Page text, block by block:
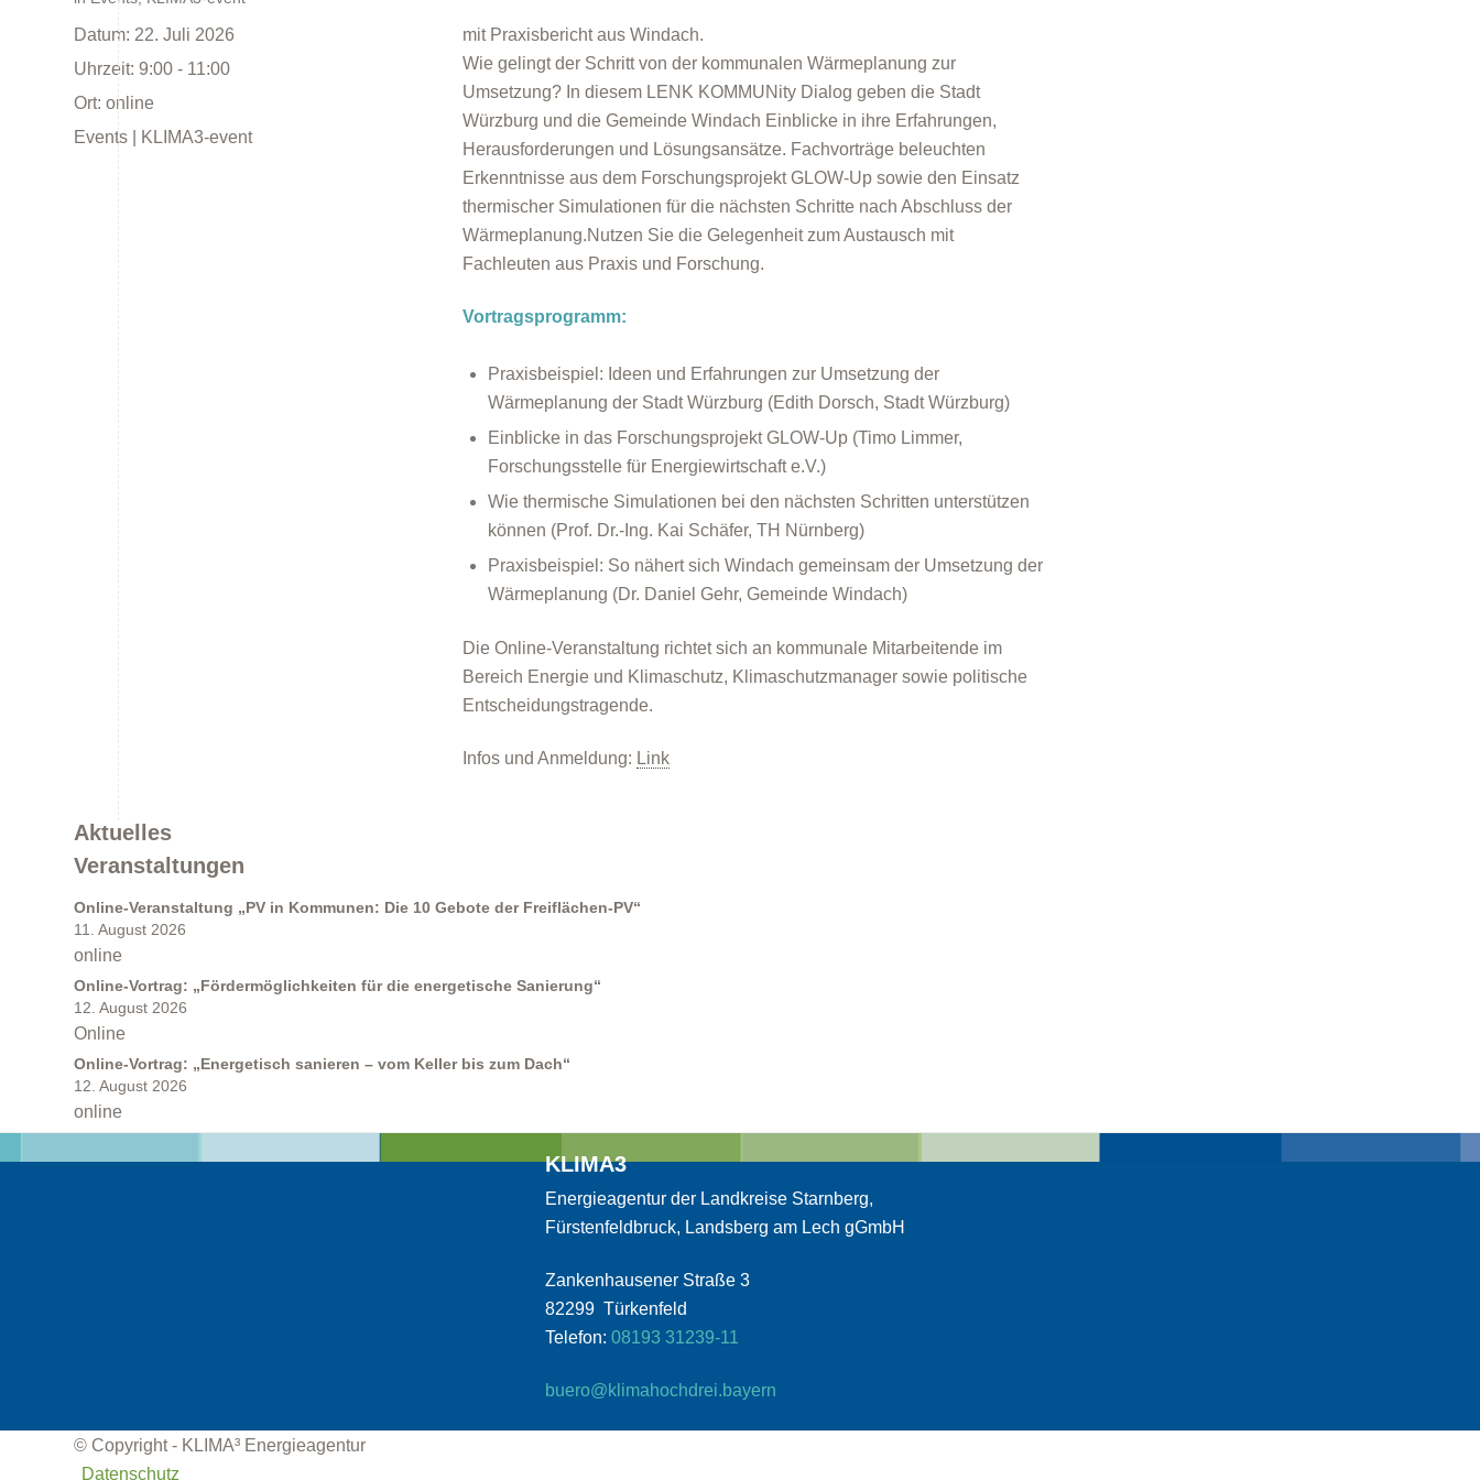
FAQs
Datum: 22. Juli 2026
Uhrzeit: 9:00 - 11:00
Ort: online
Events | KLIMA3-event
mit Praxisbericht aus Windach.
Wie gelingt der Schritt von der kommunalen Wärmeplanung zur
Umsetzung? In diesem LENK KOMMUNity Dialog geben die Stadt
Würzburg und die Gemeinde Windach Einblicke in ihre Erfahrungen,
Herausforderungen und Lösungsansätze. Fachvorträge beleuchten
Erkenntnisse aus dem Forschungsprojekt GLOW-Up sowie den Einsatz
thermischer Simulationen für die nächsten Schritte nach Abschluss der
Wärmeplanung.Nutzen Sie die Gelegenheit zum Austausch mit
Fachleuten aus Praxis und Forschung.
Vortragsprogramm:
Praxisbeispiel: Ideen und Erfahrungen zur Umsetzung der
Wärmeplanung der Stadt Würzburg (Edith Dorsch, Stadt Würzburg)
Einblicke in das Forschungsprojekt GLOW-Up (Timo Limmer,
Forschungsstelle für Energiewirtschaft e.V.)
Wie thermische Simulationen bei den nächsten Schritten unterstützen
können (Prof. Dr.-Ing. Kai Schäfer, TH Nürnberg)
Praxisbeispiel: So nähert sich Windach gemeinsam der Umsetzung der
Wärmeplanung (Dr. Daniel Gehr, Gemeinde Windach)
Die Online-Veranstaltung richtet sich an kommunale Mitarbeitende im
Bereich Energie und Klimaschutz, Klimaschutzmanager sowie politische
Entscheidungstragende.
Infos und Anmeldung: Link
Aktuelles
Veranstaltungen
Online-Veranstaltung „PV in Kommunen: Die 10 Gebote der Freiflächen-PV“
11. August 2026
online
Online-Vortrag: „Fördermöglichkeiten für die energetische Sanierung“
12. August 2026
Online
Online-Vortrag: „Energetisch sanieren – vom Keller bis zum Dach“
12. August 2026
online
KLIMA3
Energieagentur der Landkreise Starnberg,
Fürstenfeldbruck, Landsberg am Lech gGmbH
Zankenhausener Straße 3
82299 Türkenfeld
Telefon: 08193 31239-11
buero@klimahochdrei.bayern
© Copyright - KLIMA³ Energieagentur
Datenschutz